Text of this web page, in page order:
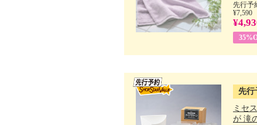
先行予
¥7,590
先行
ミセ
が 滝